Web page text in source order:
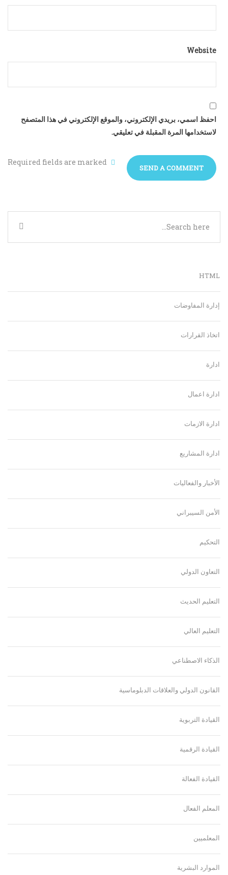
Website
احفظ اسمي، بريدي الإلكتروني، والموقع الإلكتروني في هذا المتصفح
لاستخدامها المرة المقبلة في تعليقي.
Required fields are marked
HTML
إدارة المفاوضات
اتخاذ القرارات
ادارة
ادارة اعمال
ادارة الازمات
ادارة المشاريع
الأخبار والفعاليات
الأمن السيبراني
التحكيم
التعاون الدولي
التعليم الحديث
التعليم العالي
الذكاء الاصطناعي
القانون الدولي والعلاقات الدبلوماسية
القيادة التربوية
القيادة الرقمية
القيادة الفعالة
المعلم الفعال
المعلميين
الموارد البشرية